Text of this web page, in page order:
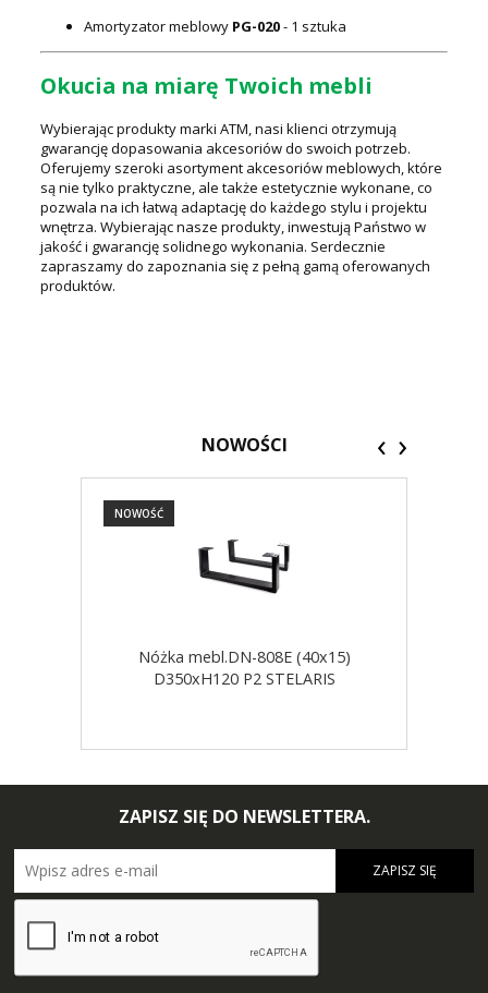
Amortyzator meblowy PG-020- 1 sztuka
Okucia na miarę Twoich mebli
Wybierając produkty marki ATM, nasi klienci otrzymują
gwarancję dopasowania akcesoriów do swoich potrzeb.
Oferujemy szeroki asortyment akcesoriów meblowych, które
są nie tylko praktyczne, ale także estetycznie wykonane, co
pozwala na ich łatwą adaptację do każdego stylu i projektu
wnętrza. Wybierając nasze produkty, inwestują Państwo w
jakość i gwarancję solidnego wykonania. Serdecznie
zapraszamy do zapoznania się z pełną gamą oferowanych
produktów.
NOWOŚCI
Nóżka mebl.DN-808E (40x15)
D350xH120 P2 STELARIS
NOWOŚĆ
‹ ›
ZAPISZ SIĘ DO NEWSLETTERA.
ZAPISZ SIĘ